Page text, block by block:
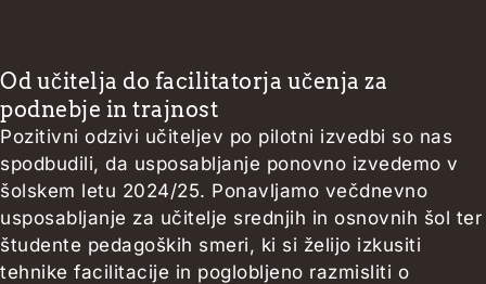
Od učitelja do facilitatorja učenja za
podnebje in trajnost
Pozitivni odzivi učiteljev po pilotni izvedbi so nas
spodbudili, da usposabljanje ponovno izvedemo v
šolskem letu 2024/25. Ponavljamo večdnevno
usposabljanje za učitelje srednjih in osnovnih šol ter
študente pedagoških smeri, ki si želijo izkusiti
tehnike facilitacije in poglobljeno razmisliti o